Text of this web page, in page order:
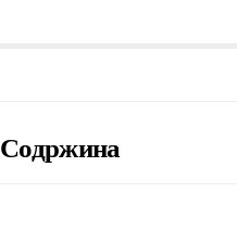
Содржина